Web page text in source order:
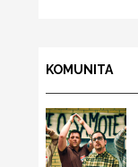
KOMUNITA